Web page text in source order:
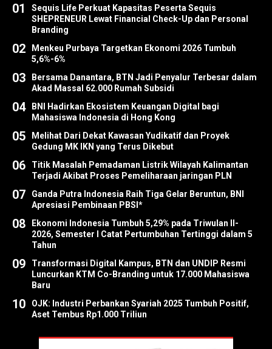
01
Sequis Life Perkuat Kapasitas Peserta Sequis
SHEPRENEUR Lewat Financial Check-Up dan Personal
Branding
02
Menkeu Purbaya Targetkan Ekonomi 2026 Tumbuh
5,6%-6%
03
Bersama Danantara, BTN Jadi Penyalur Terbesar dalam
Akad Massal 62.000 Rumah Subsidi
04
BNI Hadirkan Ekosistem Keuangan Digital bagi
Mahasiswa Indonesia di Hong Kong
05
Melihat Dari Dekat Kawasan Yudikatif dan Proyek
Gedung MK IKN yang Terus Dikebut
06
Titik Masalah Pemadaman Listrik Wilayah Kalimantan
Terjadi Akibat Proses Pemeliharaan jaringan PLN
07
Ganda Putra Indonesia Raih Tiga Gelar Beruntun, BNI
Apresiasi Pembinaan PBSI*
08
Ekonomi Indonesia Tumbuh 5,29% pada Triwulan II-
2026, Semester I Catat Pertumbuhan Tertinggi dalam 5
Tahun
09
Transformasi Digital Kampus, BTN dan UNDIP Resmi
Luncurkan KTM Co-Branding untuk 17.000 Mahasiswa
Baru
10
OJK: Industri Perbankan Syariah 2025 Tumbuh Positif,
Aset Tembus Rp1.000 Triliun